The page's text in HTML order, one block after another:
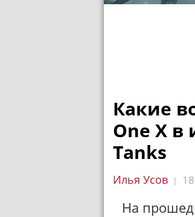
Какие
One X в
Tanks
Илья Усов |
На